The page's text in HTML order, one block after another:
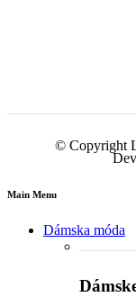
© Copyright
Main Menu
Dámska móda